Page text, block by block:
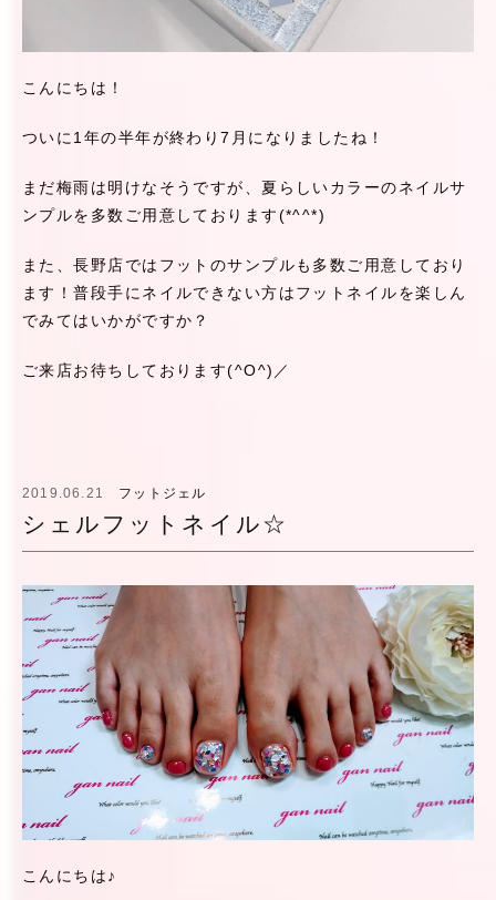
こんにちは！
ついに1年の半年が終わり7月になりましたね！
まだ梅雨は明けなそうですが、夏らしいカラーのネイルサ
ンプルを多数ご用意しております(*^^*)
また、長野店ではフットのサンプルも多数ご用意しており
ます！普段手にネイルできない方はフットネイルを楽しん
でみてはいかがですか？
ご来店お待ちしております(^O^)／
2019.06.21 フットジェル
シェルフットネイル☆
こんにちは♪